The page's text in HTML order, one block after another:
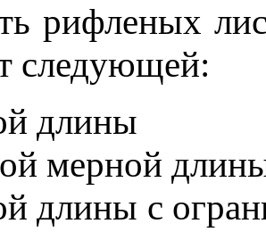
рифленых
следующей:
длины
мерной
длины с